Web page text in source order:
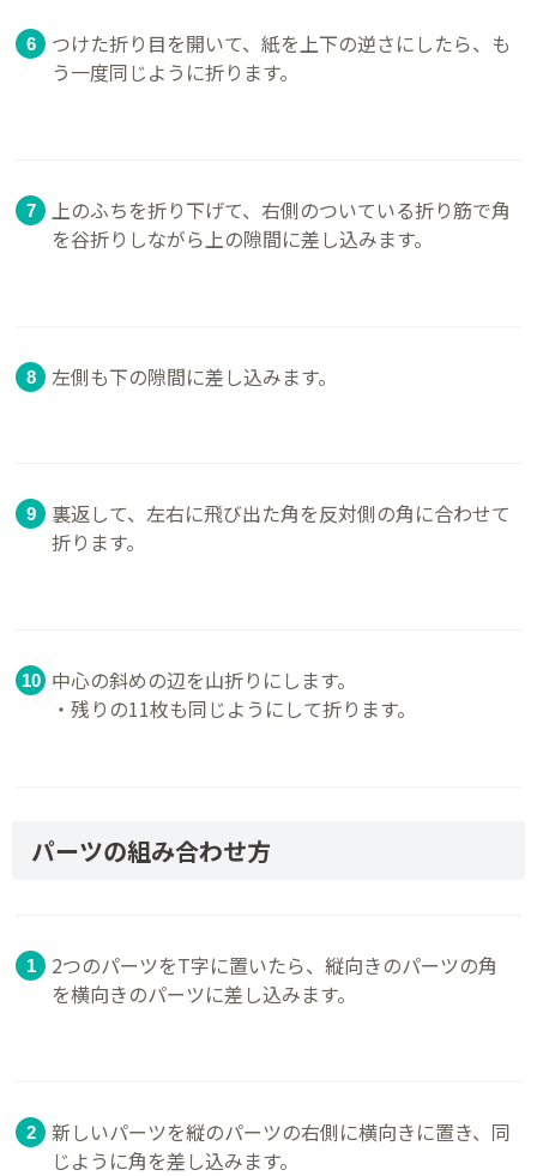
つけた折り目を開いて、紙を上下の逆さにしたら、も
う一度同じように折ります。
上のふちを折り下げて、右側のついている折り筋で角
を谷折りしながら上の隙間に差し込みます。
左側も下の隙間に差し込みます。
裏返して、左右に飛び出た角を反対側の角に合わせて
折ります。
中心の斜めの辺を山折りにします。
・残りの11枚も同じようにして折ります。
パーツの組み合わせ方
2つのパーツをT字に置いたら、縦向きのパーツの角
を横向きのパーツに差し込みます。
新しいパーツを縦のパーツの右側に横向きに置き、同
じように角を差し込みます。